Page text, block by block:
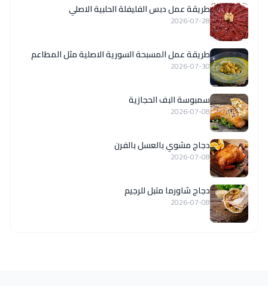
طريقة عمل دبس الفليفلة الحلبية الاصلي
2026-07-28
‏طريقة عمل المسبحة السورية الاصلية مثل المطاعم
2026-07-30
سمبوسة البف الحجازية
2026-07-08
دجاج مشوي بالعسل بالفرن
2026-07-08
دجاج شاورما متبل للرجيم
2026-07-08